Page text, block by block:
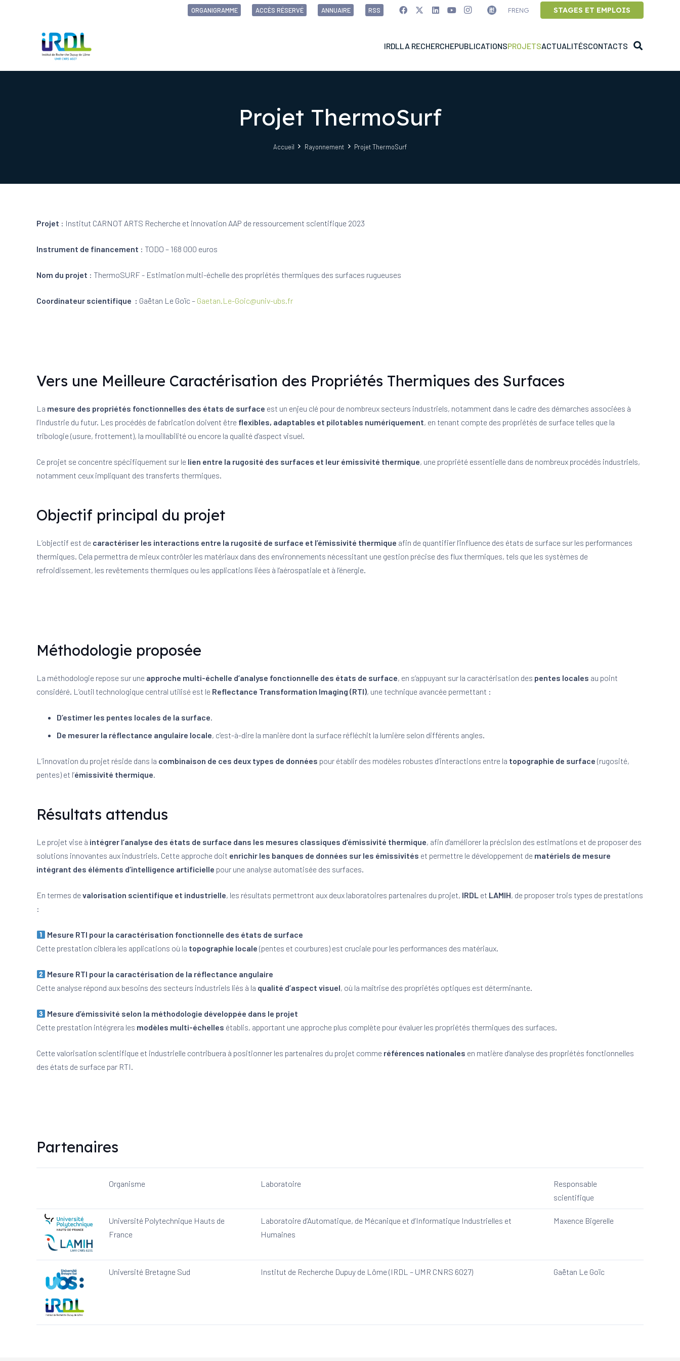
ORGANIGRAMME ACCÈS RÉSERVÉ ANNUAIRE RSS FRENG STAGES ET EMPLOIS
IRDL LA RECHERCHEPUBLICATIONSPROJETSACTUALITÉSCONTACTS
Projet ThermoSurf
Accueil Rayonnement Projet ThermoSurf
Projet : Institut CARNOT ARTS Recherche et innovation AAP de ressourcement scientifique 2023
Instrument de financement : TODO – 168 000 euros
Nom du projet : ThermoSURF ​- Estimation multi-échelle des propriétés thermiques des surfaces rugueuses​
Coordinateur scientifique : Gaëtan Le Goïc – Gaetan.Le-Goic@univ-ubs.fr
Vers une Meilleure Caractérisation des Propriétés Thermiques des Surfaces
La mesure des propriétés fonctionnelles des états de surface est un enjeu clé pour de nombreux secteurs industriels, notamment dans le cadre des démarches associées à
l’Industrie du futur. Les procédés de fabrication doivent être flexibles, adaptables et pilotables numériquement, en tenant compte des propriétés de surface telles que la
tribologie (usure, frottement), la mouillabilité ou encore la qualité d’aspect visuel.
Ce projet se concentre spécifiquement sur le lien entre la rugosité des surfaces et leur émissivité thermique, une propriété essentielle dans de nombreux procédés industriels,
notamment ceux impliquant des transferts thermiques.
Objectif principal du projet
L’objectif est de caractériser les interactions entre la rugosité de surface et l’émissivité thermique afin de quantifier l’influence des états de surface sur les performances
thermiques. Cela permettra de mieux contrôler les matériaux dans des environnements nécessitant une gestion précise des flux thermiques, tels que les systèmes de
refroidissement, les revêtements thermiques ou les applications liées à l’aérospatiale et à l’énergie.
Méthodologie proposée
La méthodologie repose sur une approche multi-échelle d’analyse fonctionnelle des états de surface, en s’appuyant sur la caractérisation des pentes locales au point
considéré. L’outil technologique central utilisé est le Reflectance Transformation Imaging (RTI), une technique avancée permettant :
D’estimer les pentes locales de la surface.
De mesurer la réflectance angulaire locale, c’est-à-dire la manière dont la surface réfléchit la lumière selon différents angles.
L’innovation du projet réside dans la combinaison de ces deux types de données pour établir des modèles robustes d’interactions entre la topographie de surface (rugosité,
pentes) et l’émissivité thermique.
Résultats attendus
Le projet vise à intégrer l’analyse des états de surface dans les mesures classiques d’émissivité thermique, afin d’améliorer la précision des estimations et de proposer des
solutions innovantes aux industriels. Cette approche doit enrichir les banques de données sur les émissivités et permettre le développement de matériels de mesure
intégrant des éléments d’intelligence artificielle pour une analyse automatisée des surfaces.
En termes de valorisation scientifique et industrielle, les résultats permettront aux deux laboratoires partenaires du projet, IRDL et LAMIH, de proposer trois types de prestations
:
Mesure RTI pour la caractérisation fonctionnelle des états de surface
Cette prestation ciblera les applications où la topographie locale (pentes et courbures) est cruciale pour les performances des matériaux.
Mesure RTI pour la caractérisation de la réflectance angulaire
Cette analyse répond aux besoins des secteurs industriels liés à la qualité d’aspect visuel, où la maîtrise des propriétés optiques est déterminante.
Mesure d’émissivité selon la méthodologie développée dans le projet
Cette prestation intégrera les modèles multi-échelles établis, apportant une approche plus complète pour évaluer les propriétés thermiques des surfaces.
Cette valorisation scientifique et industrielle contribuera à positionner les partenaires du projet comme références nationales en matière d’analyse des propriétés fonctionnelles
des états de surface par RTI.
Partenaires
Organisme Laboratoire
Responsable
scientifique
Université Polytechnique Hauts de
France
Laboratoire d’Automatique, de Mécanique et d’Informatique Industrielles et
Humaines
Maxence Bigerelle
Université Bretagne Sud Institut de Recherche Dupuy de Lôme (IRDL – UMR CNRS 6027) Gaëtan Le Goïc